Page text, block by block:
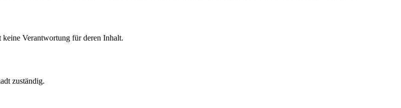
Verantwortung für deren Inhalt.
zuständig.